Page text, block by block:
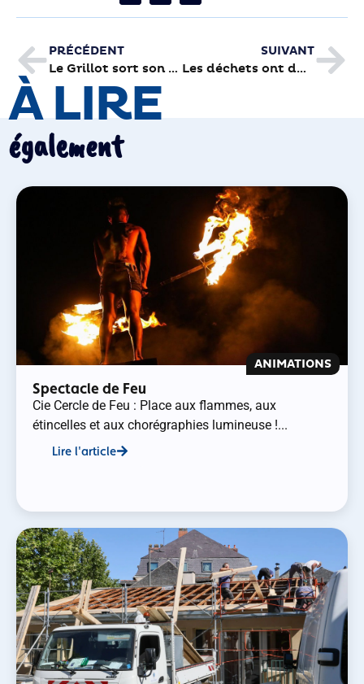
PRÉCÉDENT
Le Grillot sort son CD
SUIVANT
Les déchets ont du succès
À LIRE
également
ANIMATIONS
Spectacle de Feu
Cie Cercle de Feu : Place aux flammes, aux
étincelles et aux chorégraphies lumineuse !...
Lire l'article